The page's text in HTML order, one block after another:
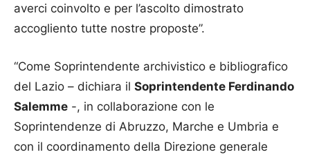
averci coinvolto e per l’ascolto dimostrato
accogliento tutte nostre proposte”.
“Come Soprintendente archivistico e bibliografico
del Lazio – dichiara il Soprintendente Ferdinando
Salemme -, in collaborazione con le
Soprintendenze di Abruzzo, Marche e Umbria e
con il coordinamento della Direzione generale